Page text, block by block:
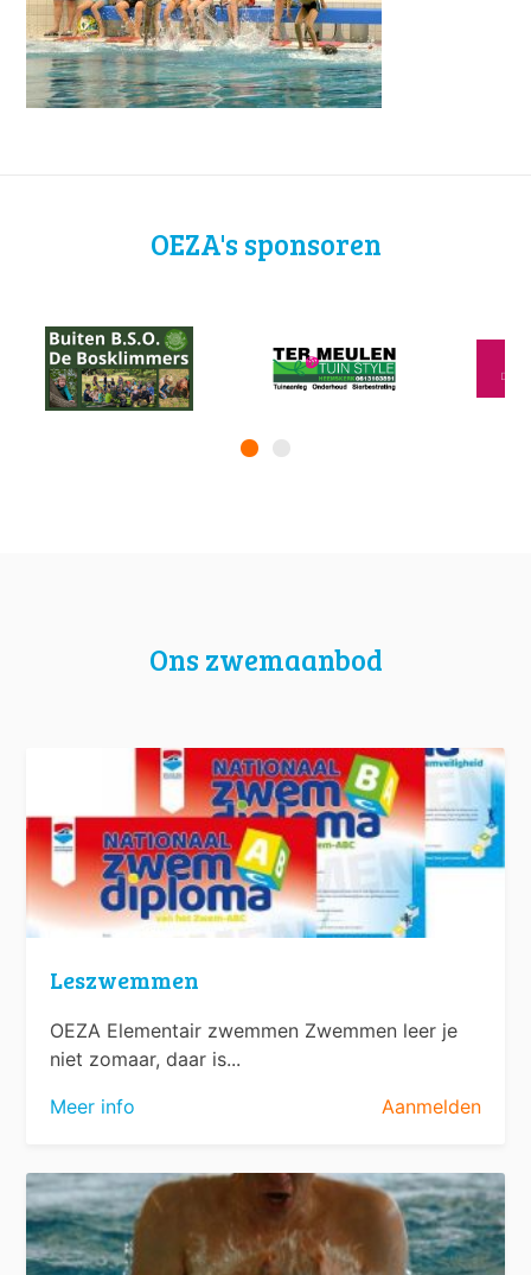
OEZA's sponsoren
Ons zwemaanbod
Leszwemmen
OEZA Elementair zwemmen Zwemmen leer je
niet zomaar, daar is...
Meer info
Aanmelden